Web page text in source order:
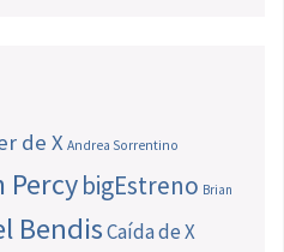
de X Andrea Sorrentino
PercybigEstreno Brian
BendisCaída de X